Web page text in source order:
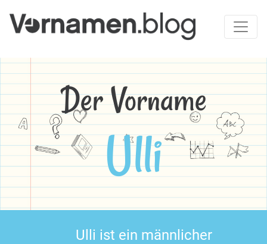
Der Vorname
Ulli
Ulli ist ein männlicher